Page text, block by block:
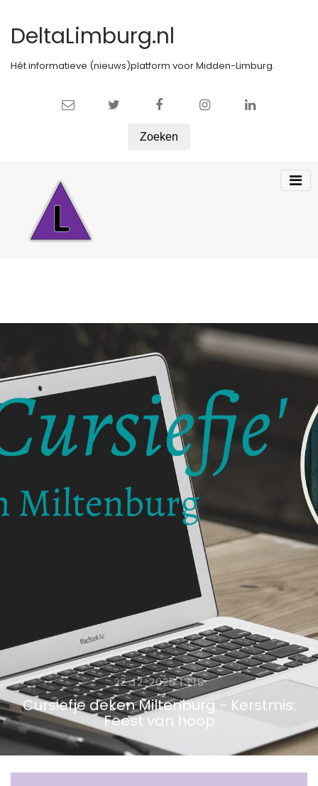
DeltaLimburg.nl
Hèt informatieve (nieuws)platform voor Midden-Limburg.
Zoeken
22-12-2025 13:18
Cursiefje deken Miltenburg - Kerstmis:
Feest van hoop